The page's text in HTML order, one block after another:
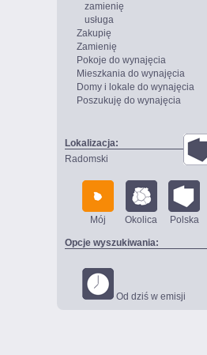
zamienię
usługa
Zakupię
Zamienię
Pokoje do wynajęcia
Mieszkania do wynajęcia
Domy i lokale do wynajęcia
Poszukuję do wynajęcia
Lokalizacja:
Radomski
Mój Okolica Polska
Opcje wyszukiwania:
Od dziś w emisji